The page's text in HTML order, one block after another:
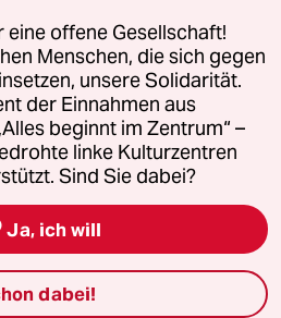
GmbH
Fragen oder für Genehmigungen
Kommune-Richtlinien
Impressum AGB
widerrufen (Ads)
offene Gesellschaft!
Menschen, die sich gegen
unsere Solidarität.
der Einnahmen aus
beginnt im Zentrum“ –
linke Kulturzentren
Sind Sie dabei?
Ja, ich will
dabei!